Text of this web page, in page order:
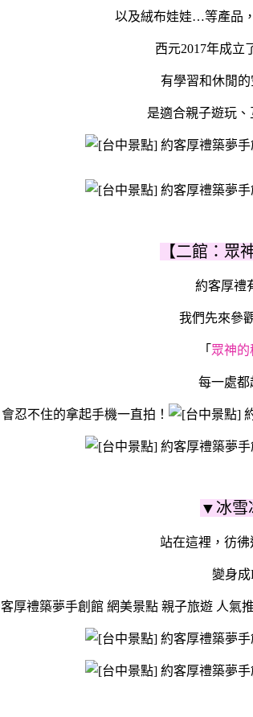
以及絨布娃娃…等產品
西元2017年成立
有學習和休閒的
是適合親子遊玩、
【二館：眾
約客厚禮
我們先來參
「 眾神的
每一處都
會忍不住的拿起手機一直拍！
▼冰雪
站在這裡，彷彿
變身成